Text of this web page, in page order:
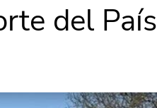
del País